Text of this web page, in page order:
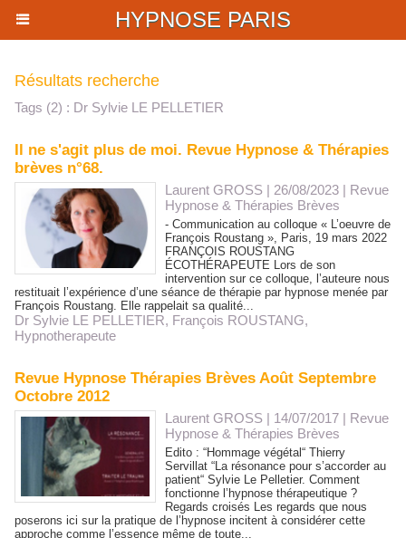
HYPNOSE PARIS
Résultats recherche
Tags (2) : Dr Sylvie LE PELLETIER
Il ne s'agit plus de moi. Revue Hypnose & Thérapies
brèves n°68.
Laurent GROSS | 26/08/2023 | Revue
Hypnose & Thérapies Brèves
- Communication au colloque « L’oeuvre de
François Roustang », Paris, 19 mars 2022
FRANÇOIS ROUSTANG
ÉCOTHÉRAPEUTE Lors de son
intervention sur ce colloque, l’auteure nous
restituait l’expérience d’une séance de thérapie par hypnose menée par
François Roustang. Elle rappelait sa qualité...
Dr Sylvie LE PELLETIER, François ROUSTANG,
Hypnotherapeute
Revue Hypnose Thérapies Brèves Août Septembre
Octobre 2012
Laurent GROSS | 14/07/2017 | Revue
Hypnose & Thérapies Brèves
Edito : “Hommage végétal“ Thierry
Servillat “La résonance pour s’accorder au
patient“ Sylvie Le Pelletier. Comment
fonctionne l’hypnose thérapeutique ?
Regards croisés Les regards que nous
poserons ici sur la pratique de l’hypnose incitent à considérer cette
approche comme l’essence même de toute...